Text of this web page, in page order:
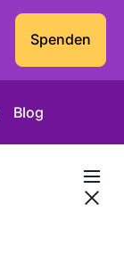
Spenden
Blog